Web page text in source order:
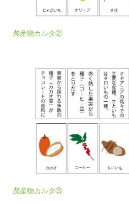
農産物カルタ②
農産物カルタ③